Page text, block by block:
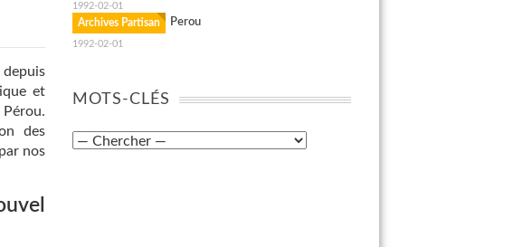
et
des
nos
1992-02-01
Archives Partisan Perou
1992-02-01
MOTS-CLÉS